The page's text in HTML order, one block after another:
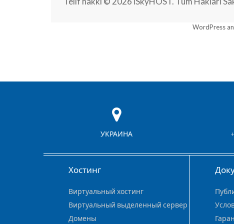
WordPress
УКРАИНА
Хостинг
Виртуальный хостинг
Виртуальный выделенный сервер
Домены